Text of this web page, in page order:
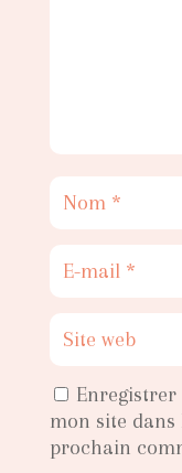
mon site
prochain